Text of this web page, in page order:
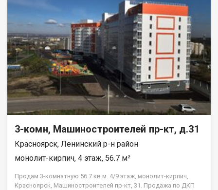
Квартиру можно приобрести под любой вид расчета.
Одобрение ипотечного займа на приобретение объекта.
Квартира по документам более 5-х лет в собственности.
3-комн, Машиностроителей пр-кт, д.31
Красноярск, Ленинский р-н район
монолит-кирпич, 4 этаж, 56.7 м²
Продам 3-комнатную 56.7 кв.м. 4/9 этаж, монолит-кирпич,
Красноярск, Машиностроителей пр-кт, 31. Продажа по ДКП